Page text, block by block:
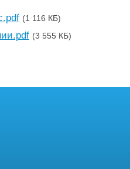
(1 116 КБ)
(3 555 КБ)